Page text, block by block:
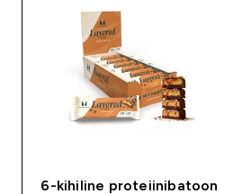
6-kihiline proteiinibatoon